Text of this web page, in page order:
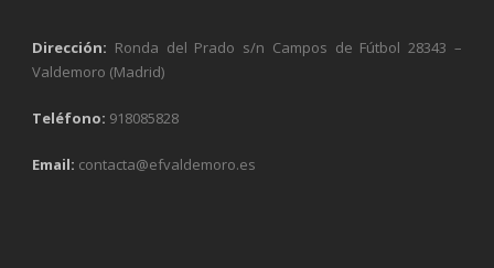
Dirección: Ronda del Prado s/n Campos de Fútbol 28343 –
Valdemoro (Madrid)
Teléfono: 918085828
Email: contacta@efvaldemoro.es